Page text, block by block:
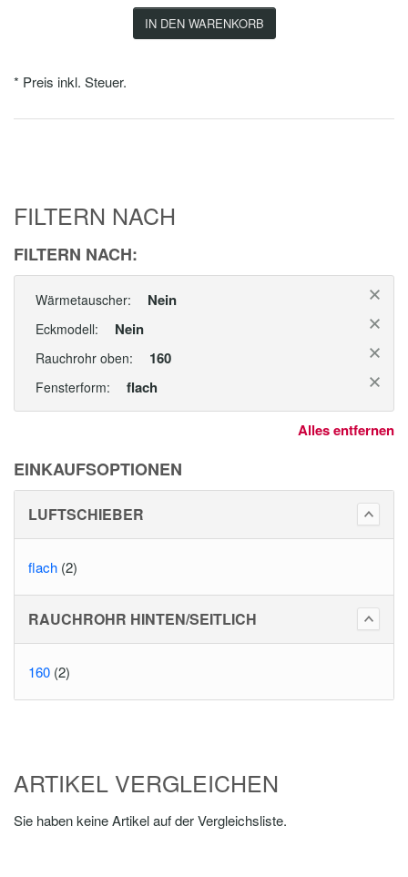
IN DEN WARENKORB
* Preis inkl. Steuer.
FILTERN NACH
FILTERN NACH:
Wärmetauscher: Nein
Eckmodell: Nein
Rauchrohr oben: 160
Fensterform: flach
Alles entfernen
EINKAUFSOPTIONEN
LUFTSCHIEBER
flach (2)
RAUCHROHR HINTEN/SEITLICH
160 (2)
ARTIKEL VERGLEICHEN
Sie haben keine Artikel auf der Vergleichsliste.